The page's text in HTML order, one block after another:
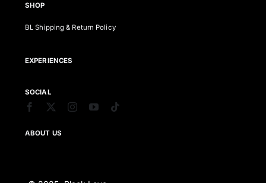
SHOP
BL Shipping & Return Policy
EXPERIENCES
SOCIAL
ABOUT US